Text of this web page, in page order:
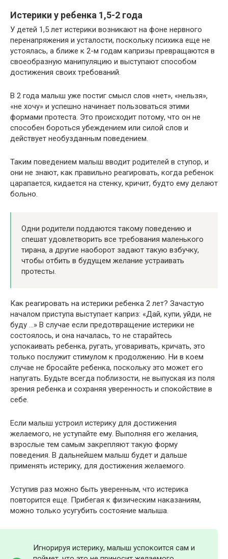
Истерики у ребенка 1,5-2 года
У детей 1,5 лет истерики возникают на фоне нервного
перенапряжения и усталости, поскольку психика еще не
устоялась, а ближе к 2-м годам капризы превращаются в
своеобразную манипуляцию и выступают способом
достижения своих требований.
В 2 года малыш уже постиг смысл слов «нет», «нельзя»,
«не хочу» и успешно начинает пользоваться этими
формами протеста. Это происходит потому, что он не
способен бороться убеждением или силой слов и
действует необузданным поведением.
Таким поведением малыш вводит родителей в ступор, и
они не знают, как правильно реагировать, когда ребенок
царапается, кидается на стенку, кричит, будто ему делают
больно.
Одни родители поддаются такому поведению и
спешат удовлетворить все требования маленького
тирана, а другие наоборот задают такую взбучку,
чтобы отбить в будущем желание устраивать
протесты.
Как реагировать на истерики ребенка 2 лет? Зачастую
началом приступа выступает каприз: «Дай, купи, уйди, не
буду …» В случае если предотвращение истерики не
состоялось, и она началась, то не старайтесь
успокаивать ребенка, ругать, уговаривать, кричать, это
только послужит стимулом к продолжению. Ни в коем
случае не бросайте ребенка, поскольку это может его
напугать. Будьте всегда поблизости, не выпуская из поля
зрения ребенка и сохраняя уверенность и спокойствие в
себе.
Если малыш устроил истерику для достижения
желаемого, не уступайте ему. Выполняя его желания,
взрослые тем самым закрепляют такую форму
поведения. В дальнейшем малыш будет и дальше
применять истерику, для достижения желаемого.
Уступив раз можно быть уверенным, что истерика
повторится еще. Прибегая к физическим наказаниям,
можно только усугубить состояние малыша.
Игнорируя истерику, малыш успокоится сам и